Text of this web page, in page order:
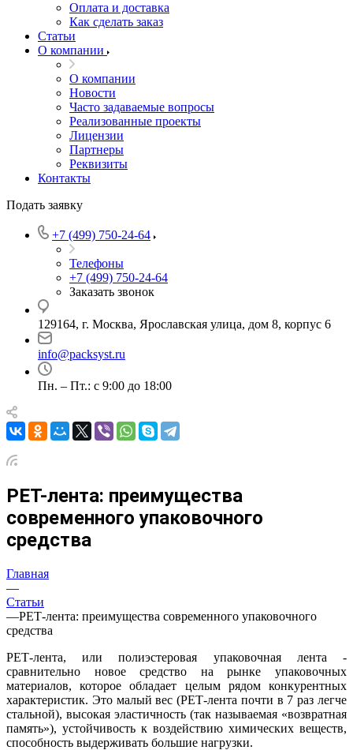
Оплата и доставка
Как сделать заказ
Статьи
О компании
О компании
Новости
Часто задаваемые вопросы
Реализованные проекты
Лицензии
Партнеры
Реквизиты
Контакты
Подать заявку
+7 (499) 750-24-64
Телефоны
+7 (499) 750-24-64
Заказать звонок
129164, г. Москва, Ярославская улица, дом 8, корпус 6
info@packsyst.ru
Пн. – Пт.: с 9:00 до 18:00
РЕТ-лента: преимущества
современного упаковочного
средства
Главная
—
Статьи
—РЕТ-лента: преимущества современного упаковочного
средства
РЕТ-лента, или полиэстеровая упаковочная лента -
сравнительно новое средство на рынке упаковочных
материалов, которое обладает целым рядом конкурентных
характеристик. Это малый вес (РЕТ-лента почти в 7 раз легче
стальной), высокая эластичность (так называемая «возвратная
память»), устойчивость к воздействию химических веществ,
способность выдерживать большие нагрузки.